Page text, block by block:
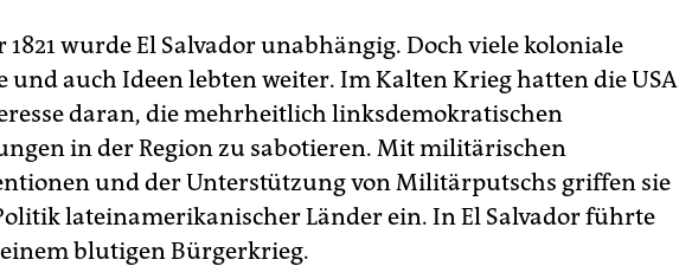
1821 wurde El Salvador unabhängig. Doch viele koloniale
und auch Ideen lebten weiter. Im Kalten Krieg hatten die USA
daran, die mehrheitlich linksdemokratischen
in der Region zu sabotieren. Mit militärischen
und der Unterstützung von Militärputschs griffen sie
lateinamerikanischer Länder ein. In El Salvador führte
blutigen Bürgerkrieg.